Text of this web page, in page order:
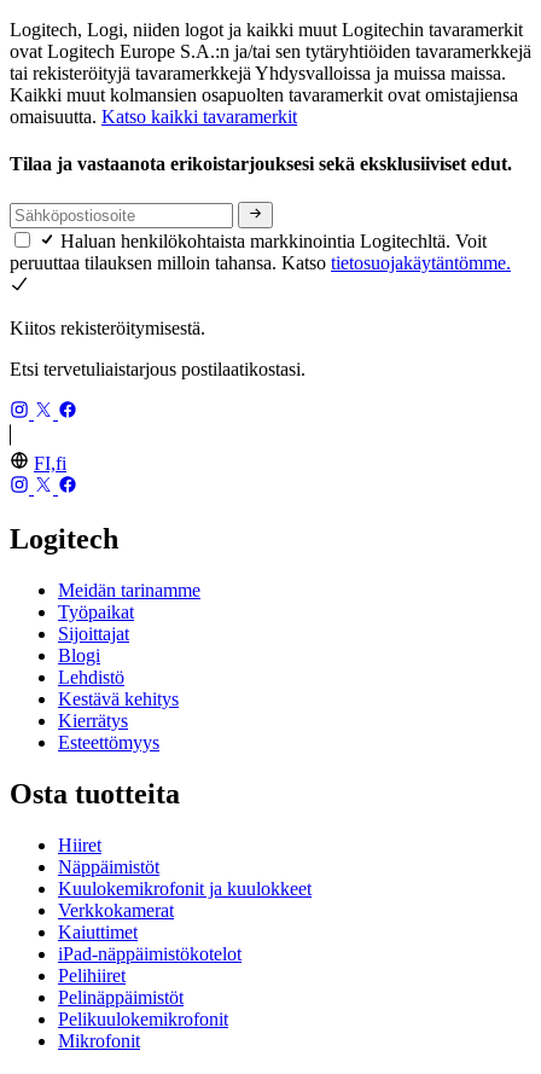
Logitech, Logi, niiden logot ja kaikki muut Logitechin tavaramerkit
ovat Logitech Europe S.A.:n ja/tai sen tytäryhtiöiden tavaramerkkejä
tai rekisteröityjä tavaramerkkejä Yhdysvalloissa ja muissa maissa.
Kaikki muut kolmansien osapuolten tavaramerkit ovat omistajiensa
omaisuutta. Katso kaikki tavaramerkit
Tilaa ja vastaanota erikoistarjouksesi sekä eksklusiiviset edut.
Haluan henkilökohtaista markkinointia Logitechltä. Voit
peruuttaa tilauksen milloin tahansa. Katso tietosuojakäytäntömme.
Kiitos rekisteröitymisestä.
Etsi tervetuliaistarjous postilaatikostasi.
FI,fi
Logitech
Meidän tarinamme
Työpaikat
Sijoittajat
Blogi
Lehdistö
Kestävä kehitys
Kierrätys
Esteettömyys
Osta tuotteita
Hiiret
Näppäimistöt
Kuulokemikrofonit ja kuulokkeet
Verkkokamerat
Kaiuttimet
iPad-näppäimistökotelot
Pelihiiret
Pelinäppäimistöt
Pelikuulokemikrofonit
Mikrofonit